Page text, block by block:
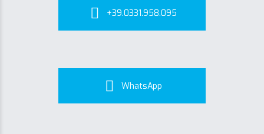
+39.0331.958.095
WhatsApp